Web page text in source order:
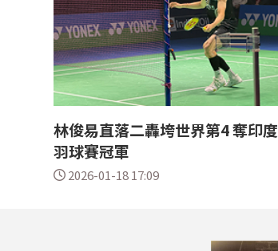
林俊易直落二轟垮世界第4 奪印度
羽球賽冠軍
2026-01-18 17:09